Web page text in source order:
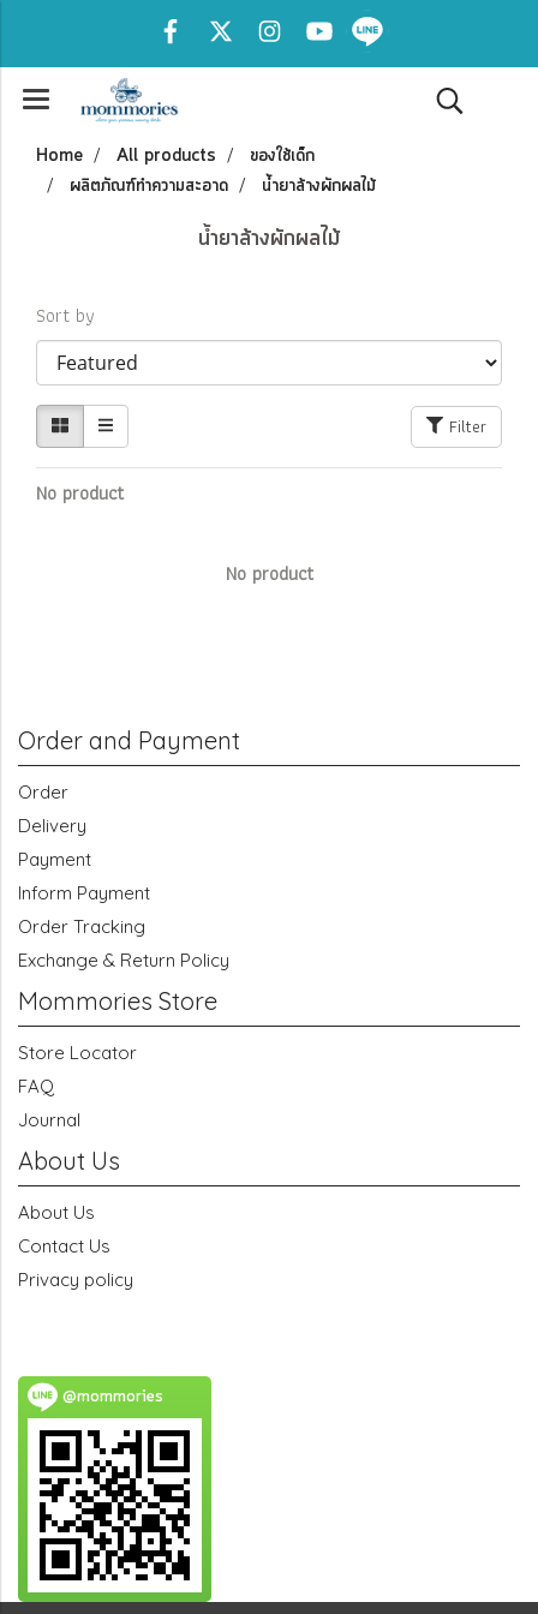
Home All products
ของใช้เด็ก
ผลิตภัณฑ์ทำความสะอาด
น้ำยาล้างผักผลไม้
น้ำยาล้างผักผลไม้
Sort by
Filter
No product
No product
Order and Payment
Order
Delivery
Payment
Inform Payment
Order Tracking
Exchange & Return Policy
Mommories Store
Store Locator
FAQ
Journal
About Us
About Us
Contact Us
Privacy policy
@mommories